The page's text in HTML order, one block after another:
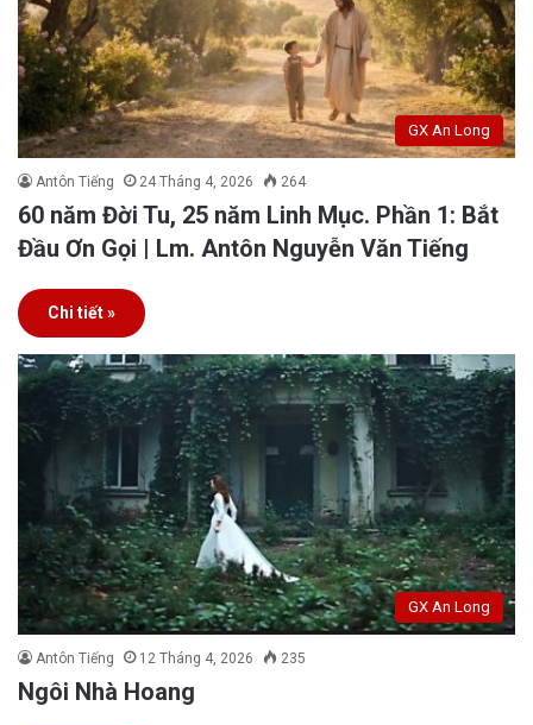
GX An Long
Antôn Tiếng 24 Tháng 4, 2026 264
60 năm Đời Tu, 25 năm Linh Mục. Phần 1: Bắt
Đầu Ơn Gọi | Lm. Antôn Nguyễn Văn Tiếng
Chi tiết »
GX An Long
Antôn Tiếng 12 Tháng 4, 2026 235
Ngôi Nhà Hoang